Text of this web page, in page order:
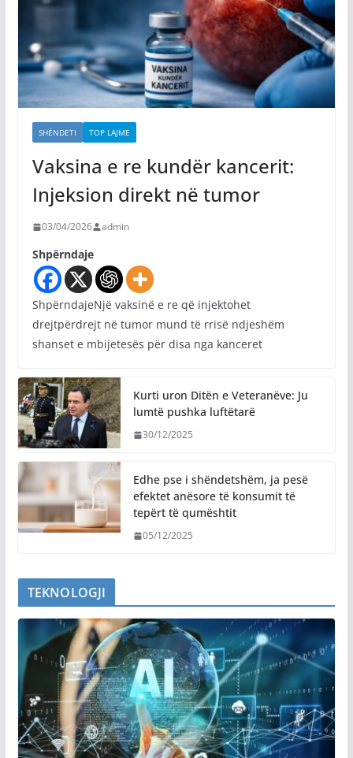
SHËNDETI TOP LAJME
Vaksina e re kundër kancerit:
Injeksion direkt në tumor
03/04/2026 admin
Shpërndaje
ShpërndajeNjë vaksinë e re që injektohet
drejtpërdrejt në tumor mund të rrisë ndjeshëm
shanset e mbijetesës për disa nga kanceret
Kurti uron Ditën e Veteranëve: Ju
lumtë pushka luftëtarë
30/12/2025
Edhe pse i shëndetshëm, ja pesë
efektet anësore të konsumit të
tepërt të qumështit
05/12/2025
TEKNOLOGJI